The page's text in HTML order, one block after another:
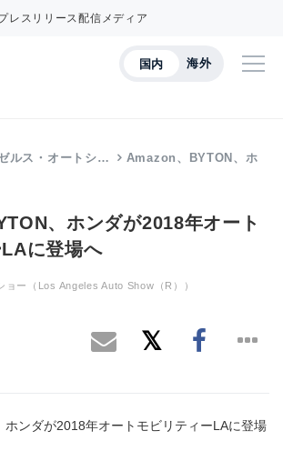
レスリリース配信メディア
国内 海外
ルス・オートシ… Amazon、BYTON、ホ
、ホンダが2018年オート
に登場へ
ョー（Los Angeles Auto Show（R））
ホンダが2018年オートモビリティーLAに登場